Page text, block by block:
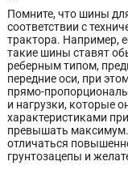
Помните, что шины
соответствии с
трактора. Например,
такие шины ставят
реберным типом,
передние оси, при
прямо-
и нагрузки, которые
характеристиками
превышать
отличаться
грунтозацепы и